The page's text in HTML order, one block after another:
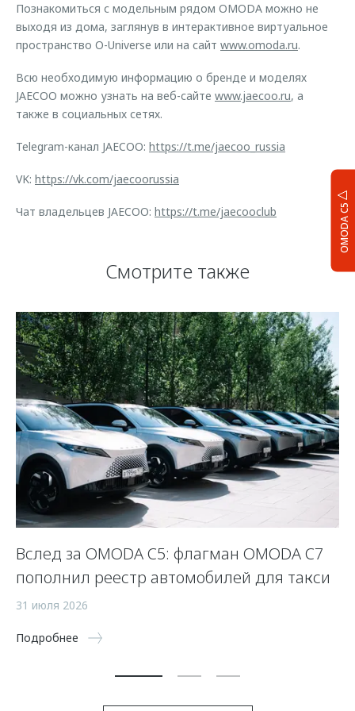
OMODA C5
Познакомиться с модельным рядом OMODA можно не
выходя из дома, заглянув в интерактивное виртуальное
пространство O-Universe или на сайт www.omoda.ru.
Всю необходимую информацию о бренде и моделях
JAECOO можно узнать на веб-сайте www.jaecoo.ru, а
также в социальных сетях.
Telegram-канал JAECOO: https://t.me/jaecoo_russia
VK: https://vk.com/jaecoorussia
Чат владельцев JAECOO: https://t.me/jaecooclub
Смотрите также
Вслед за OMODA C5: флагман OMODA C7
пополнил реестр автомобилей для такси
31 июля 2026
Подробнее